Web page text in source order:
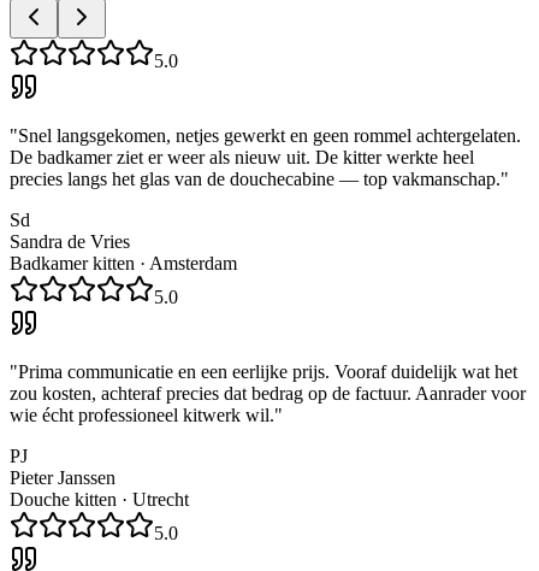
5.0
"Snel langsgekomen, netjes gewerkt en geen rommel achtergelaten.
De badkamer ziet er weer als nieuw uit. De kitter werkte heel
precies langs het glas van de douchecabine — top vakmanschap."
Sd
Sandra de Vries
Badkamer kitten · Amsterdam
5.0
"Prima communicatie en een eerlijke prijs. Vooraf duidelijk wat het
zou kosten, achteraf precies dat bedrag op de factuur. Aanrader voor
wie écht professioneel kitwerk wil."
PJ
Pieter Janssen
Douche kitten · Utrecht
5.0